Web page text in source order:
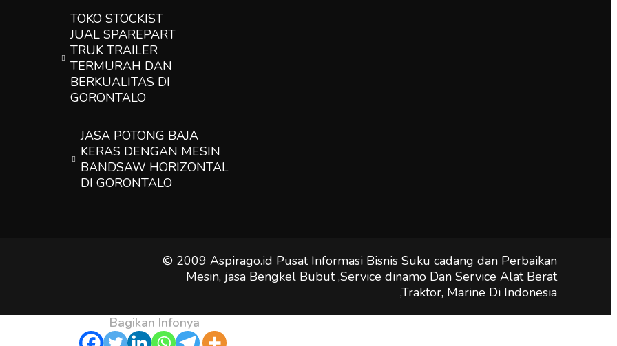
TOKO STOCKIST
JUAL SPAREPART
TRUK TRAILER
TERMURAH DAN
BERKUALITAS DI
GORONTALO
JASA POTONG BAJA
KERAS DENGAN MESIN
BANDSAW HORIZONTAL
DI GORONTALO
© 2009 Aspirago.id Pusat Informasi Bisnis Suku cadang dan Perbaikan
Mesin, jasa Bengkel Bubut ,Service dinamo Dan Service Alat Berat
,Traktor, Marine Di Indonesia
Bagikan Infonya